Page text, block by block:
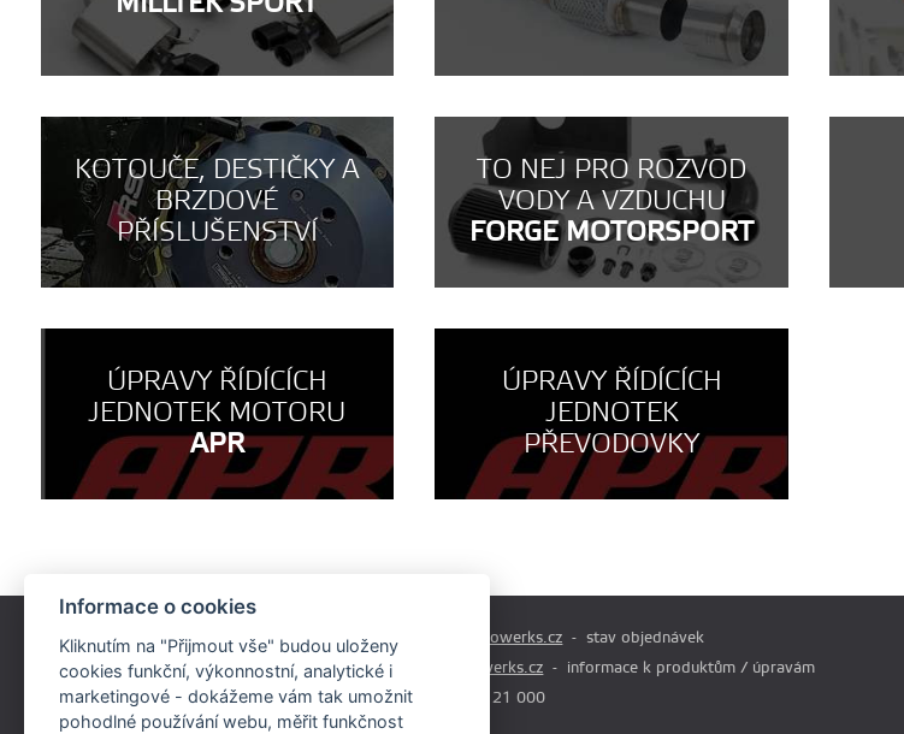
Informace o cookies
Kliknutím na "Přijmout vše" budou uloženy
cookies funkční, výkonnostní, analytické i
marketingové - dokážeme vám tak umožnit
pohodlné používání webu, měřit funkčnost
KOTOUČE, DESTIČKY A
BRZDOVÉ
PŘÍSLUŠENSTVÍ
TO NEJ PRO ROZVOD
VODY A VZDUCHU
FORGE MOTORSPORT
ÚPRAVY ŘÍDÍCÍCH
JEDNOTEK MOTORU
APR
ÚPRAVY ŘÍDÍCÍCH
JEDNOTEK
PŘEVODOVKY
Českobrodská 179
Praha - Běchovice
19011
prodej@autowerks.cz
stav objednávek
info@autowerks.cz
informace k produktům / úpravám
+420 721 121 000